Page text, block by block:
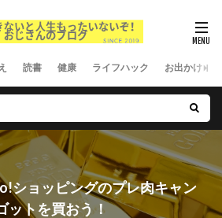
読書 健康 ライフハック お出かけ
ショッピングのプレ肉キャン
ットを買おう！